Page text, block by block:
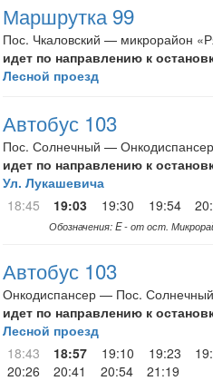
Маршрутка 99
Пос. Чкаловский — микрорайон
идет по направлению к
Лесной проезд
Автобус 103
Пос. Солнечный — Онкодиспансер
идет по направлению к
Ул. Лукашевича
18:45
19:03 19:30 19:54
Обозначения: E - от ост.
Автобус 103
Онкодиспансер — Пос. Солнечный
идет по направлению к
Лесной проезд
18:43
18:57 19:10 19:23
20:26
20:41 20:54 21:19